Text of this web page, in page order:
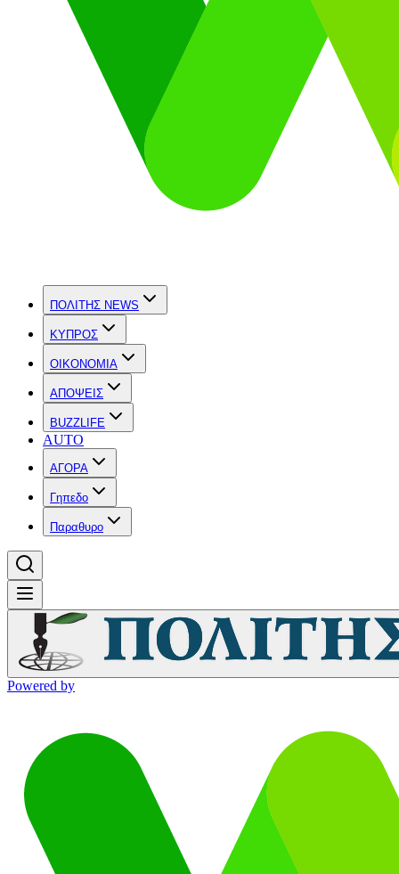
ΠΟΛΙΤΗΣ NEWS
ΚΥΠΡΟΣ
OIKONOMIA
ΑΠΟΨΕΙΣ
BUZZLIFE
AUTO
ΑΓΟΡΑ
Γηπεδο
Παραθυρο
Powered by